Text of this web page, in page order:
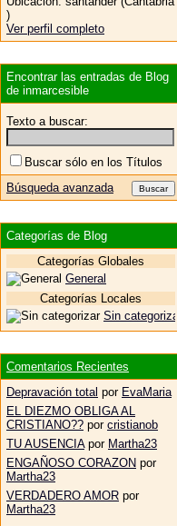
)
Ver perfil completo
Encontrar las entradas de Blog
de inmarcesible
Texto a buscar:
Buscar sólo en los Títulos
Búsqueda avanzada
Categorías de Blog
Categorías Globales
General
Categorías Locales
Sin categorizar
Comentarios Recientes
Depravación total por EvaMaria
EL DIEZMO OBLIGA AL
CRISTIANO?? por cristianob
TU AUSENCIA por Martha23
ENGAÑOSO CORAZON por
Martha23
VERDADERO AMOR por
Martha23